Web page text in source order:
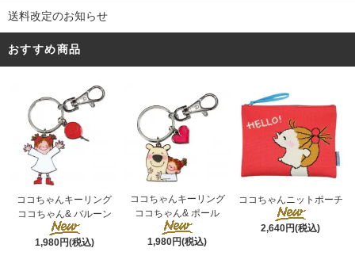
送料改定のお知らせ
おすすめ商品
ココちゃんキーリング
ココちゃん& バルーン
1,980円(税込)
ココちゃんキーリング
ココちゃん& ポール
1,980円(税込)
ココちゃんニットポーチ
2,640円(税込)